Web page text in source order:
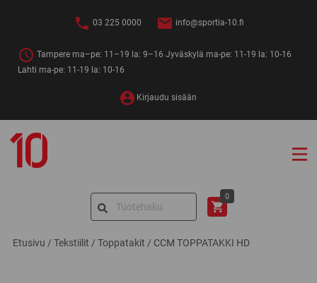
03 225 0000 info@sportia-10.fi
Tampere ma–pe: 11–19 la: 9–16 Jyväskylä ma-pe: 11-19 la: 10-16
Lahti ma-pe: 11-19 la: 10-16
Kirjaudu sisään
10
Search
0
Etusivu / Tekstiilit / Toppatakit / CCM TOPPATAKKI HD